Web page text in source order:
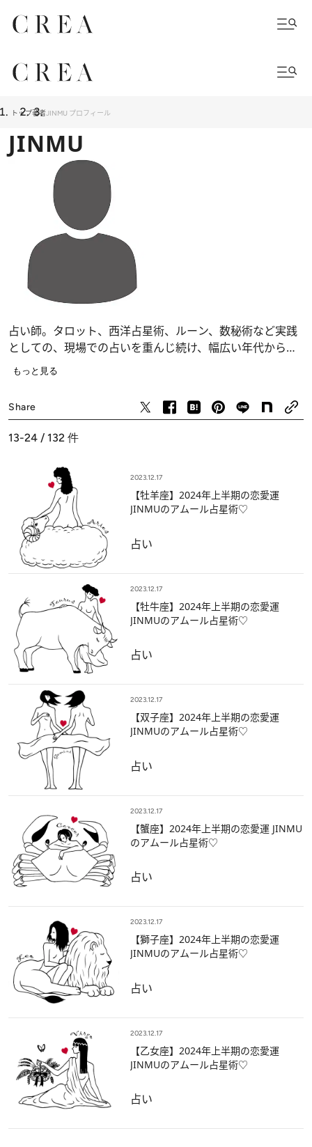
トップ著者JINMU プロフィール
JINMU
占い師。タロット、西洋占星術、ルーン、数秘術など実践
としての、現場での占いを重んじ続け、幅広い年代から厚
い支持を得ている。占いコーナーの執筆・監修にも数多く
し、現在活躍中のプロ占術家にも教え子は多い。そうした
現役占術家としての活動の一方で、生活総合情報サイト
「All About」における初代「占い」ガイド時代より、西洋
占星術やオリジナルタロットスプレッド研究などにおいて
数々の新理論を打ち出すなど、日本唯一の占術理論研究家
としても有名。
●占いソフト「月下の神託」 数秘術・タロット・スプレッ
ド(占い方)集 鑑定文・監修＆執筆
もっと見る
Share
13-24 / 132 件
2023.12.17
【牡羊座】2024年上半期の恋愛運
JINMUのアムール占星術♡
占い
2023.12.17
【牡牛座】2024年上半期の恋愛運
JINMUのアムール占星術♡
占い
2023.12.17
【双子座】2024年上半期の恋愛運
JINMUのアムール占星術♡
占い
2023.12.17
【蟹座】2024年上半期の恋愛運 JINMU
のアムール占星術♡
占い
2023.12.17
【獅子座】2024年上半期の恋愛運
JINMUのアムール占星術♡
占い
2023.12.17
【乙女座】2024年上半期の恋愛運
JINMUのアムール占星術♡
占い